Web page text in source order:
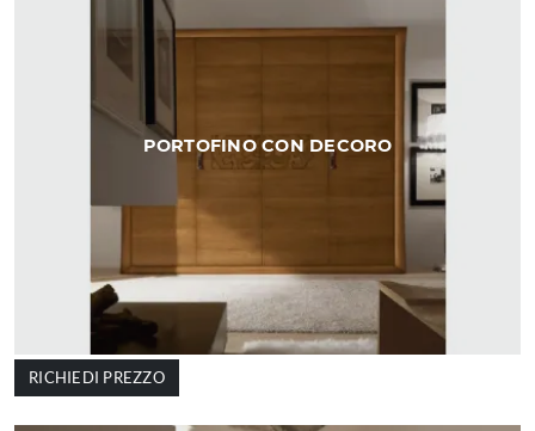
PORTOFINO CON DECORO
RICHIEDI PREZZO